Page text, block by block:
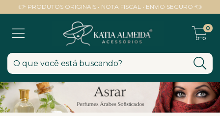
👉 PRODUTOS ORIGINAIS • NOTA FISCAL • ENVIO SEGURO 👈
0